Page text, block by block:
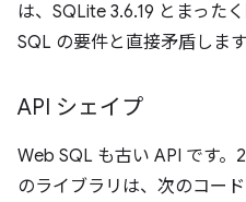
は、SQLite 3.6.19 とまった
SQL の要件と直接矛盾します
API シェイプ
Web SQL も古い API です
のライブラリは、次のコー